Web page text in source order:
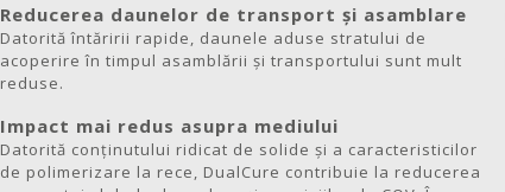
Reducerea daunelor de transport și asamblare
Datorită întăririi rapide, daunele aduse stratului de
acoperire în timpul asamblării și transportului sunt mult
reduse.
Impact mai redus asupra mediului
Datorită conținutului ridicat de solide și a caracteristicilor
de polimerizare la rece, DualCure contribuie la reducerea